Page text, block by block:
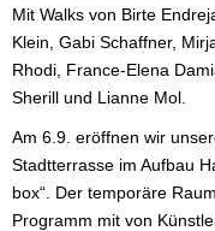
Mit Walks von Birte
Klein, Gabi Schaffner,
Rhodi, France-Elena
Sherill und Lianne Mol.
Am 6.9. eröffnen wir
Stadtterrasse im Aufbau
box“. Der temporäre
Programm mit von